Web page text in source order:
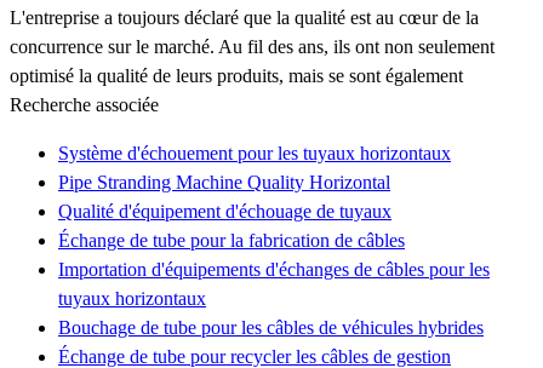
L'entreprise a toujours déclaré que la qualité est au cœur de la
concurrence sur le marché. Au fil des ans, ils ont non seulement
optimisé la qualité de leurs produits, mais se sont également
Recherche associée
Système d'échouement pour les tuyaux horizontaux
Pipe Stranding Machine Quality Horizontal
Qualité d'équipement d'échouage de tuyaux
Échange de tube pour la fabrication de câbles
Importation d'équipements d'échanges de câbles pour les
tuyaux horizontaux
Bouchage de tube pour les câbles de véhicules hybrides
Échange de tube pour recycler les câbles de gestion